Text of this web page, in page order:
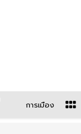
การเมือง